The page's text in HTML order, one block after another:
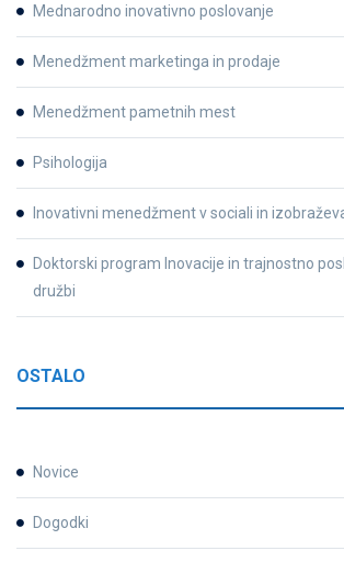
Mednarodno inovativno poslovanje
Menedžment marketinga in prodaje
Menedžment pametnih mest
Psihologija
Inovativni menedžment v sociali in
Doktorski program Inovacije in trajnostno
družbi
OSTALO
Novice
Dogodki